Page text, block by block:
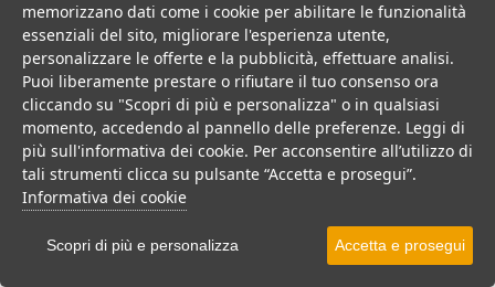
Trova la soluzione migliore per la tua prossima
vacanza.
Noi di belsalento.it abbiamo selezionato per te le migliori mete, i
migliori servizi, le migliori offerte per il tuo prossimo viaggio.
Villaggi Resort
memorizzano dati come i cookie per abilitare le funzionalità
essenziali del sito, migliorare l'esperienza utente,
personalizzare le offerte e la pubblicità, effettuare analisi.
Puoi liberamente prestare o rifiutare il tuo consenso ora
cliccando su "Scopri di più e personalizza" o in qualsiasi
momento, accedendo al pannello delle preferenze. Leggi di
più sull'informativa dei cookie. Per acconsentire all’utilizzo di
tali strumenti clicca su pulsante “Accetta e prosegui”.
Informativa dei cookie
Scopri di più e personalizza Accetta e prosegui